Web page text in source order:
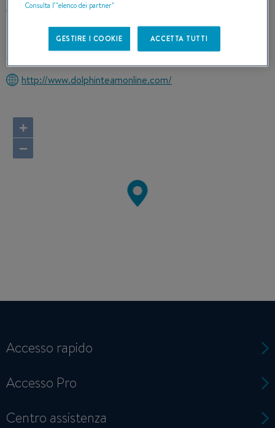
DBAYEH HIGH WAY DBAYEH
70 1112 DBAYEH
Lebanon
http://www.dolphinteamonline.com/
+
−
Accesso rapido
Accesso Pro
Centro assistenza
Consulta l’"elenco dei partner"
GESTIRE I COOKIE ACCETTA TUTTI